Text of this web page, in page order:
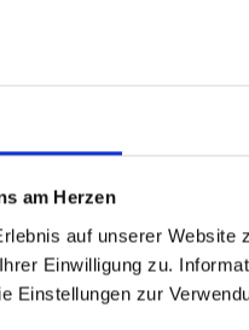
am Herzen
auf unserer
Einwilligung zu.
Einstellungen zur
MEISSEN und